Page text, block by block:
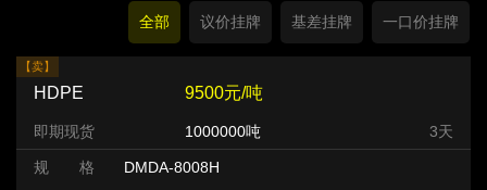
全部 议价挂牌 基差挂牌 一口价挂牌
【卖】
HDPE 9500元/吨
即期现货 1000000吨 3天
规 格
DMDA-8008H